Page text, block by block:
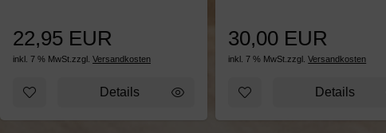
22,95 EUR
inkl. 7 % MwSt. zzgl. Versandkosten
Zum Merkzettel hinzufügen: Allerlei-Baum weiß
Details
30,00 EUR
inkl. 7 % MwSt. zzgl.Versandkosten
Zum MerkzettelDetails